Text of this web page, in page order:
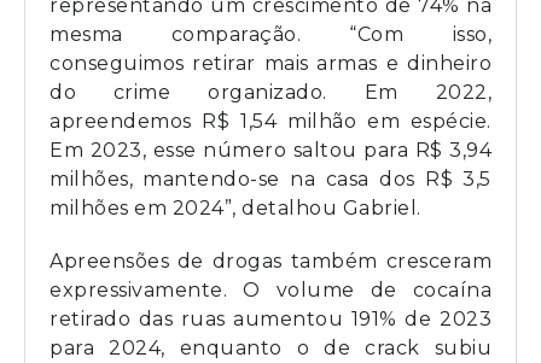
representando um crescimento de 74% na
mesma comparação. “Com isso,
conseguimos retirar mais armas e dinheiro
do crime organizado. Em 2022,
apreendemos R$ 1,54 milhão em espécie.
Em 2023, esse número saltou para R$ 3,94
milhões, mantendo-se na casa dos R$ 3,5
milhões em 2024”, detalhou Gabriel.
Apreensões de drogas também cresceram
expressivamente. O volume de cocaína
retirado das ruas aumentou 191% de 2023
para 2024, enquanto o de crack subiu